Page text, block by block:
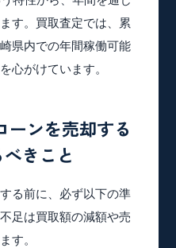
す。買取査定では、累
県内での年間稼働可能
心がけています。
ーンを売却する
きこと
る前に、必ず以下の準
足は買取額の減額や売
す。